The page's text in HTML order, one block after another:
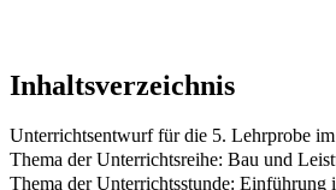
Inhaltsverzeichnis
Unterrichtsentwurf für die 5. Lehrprobe
Thema der Unterrichtsreihe: Bau und
Thema der Unterrichtsstunde: